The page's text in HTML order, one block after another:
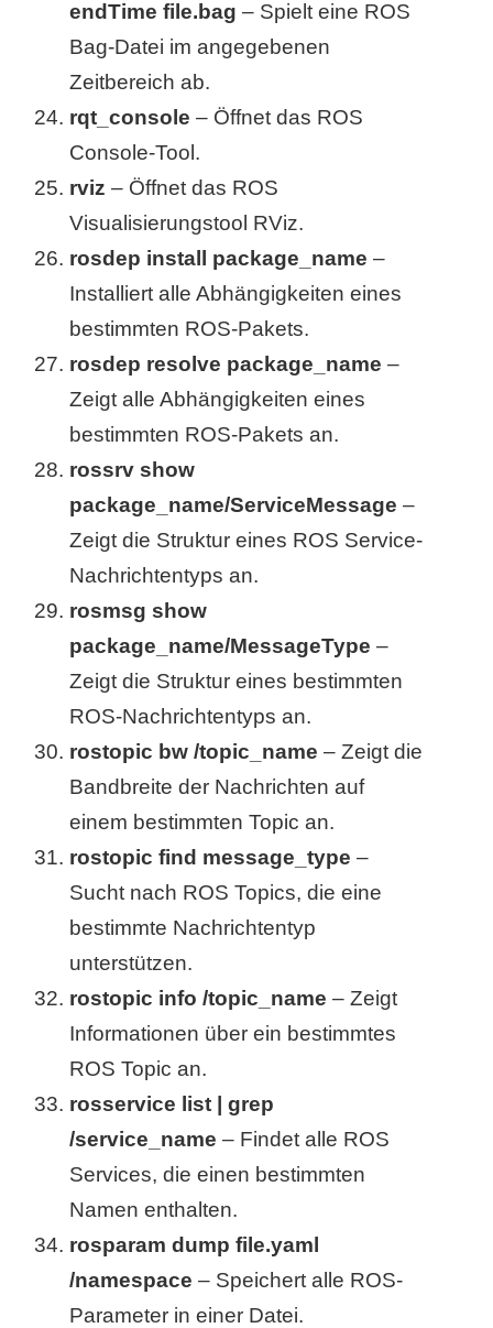
endTime file.bag – Spielt eine ROS
Bag-Datei im angegebenen
Zeitbereich ab.
rqt_console – Öffnet das ROS
Console-Tool.
rviz – Öffnet das ROS
Visualisierungstool RViz.
rosdep install package_name –
Installiert alle Abhängigkeiten eines
bestimmten ROS-Pakets.
rosdep resolve package_name –
Zeigt alle Abhängigkeiten eines
bestimmten ROS-Pakets an.
rossrv show
package_name/ServiceMessage –
Zeigt die Struktur eines ROS Service-
Nachrichtentyps an.
rosmsg show
package_name/MessageType –
Zeigt die Struktur eines bestimmten
ROS-Nachrichtentyps an.
rostopic bw /topic_name – Zeigt die
Bandbreite der Nachrichten auf
einem bestimmten Topic an.
rostopic find message_type –
Sucht nach ROS Topics, die eine
bestimmte Nachrichtentyp
unterstützen.
rostopic info /topic_name – Zeigt
Informationen über ein bestimmtes
ROS Topic an.
rosservice list | grep
/service_name – Findet alle ROS
Services, die einen bestimmten
Namen enthalten.
rosparam dump file.yaml
/namespace – Speichert alle ROS-
Parameter in einer Datei.